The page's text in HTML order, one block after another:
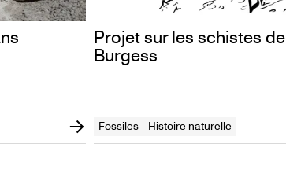
Projet sur les schistes de
Burgess
Fossiles Histoire naturelle